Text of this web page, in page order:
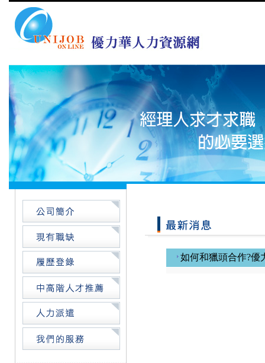
如何和獵頭合作?優